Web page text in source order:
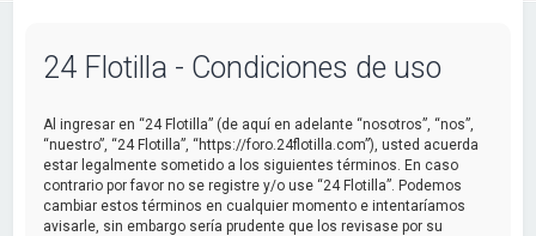
24 Flotilla - Condiciones de uso
Al ingresar en “24 Flotilla” (de aquí en adelante “nosotros”, “nos”,
“nuestro”, “24 Flotilla”, “https://foro.24flotilla.com”), usted acuerda
estar legalmente sometido a los siguientes términos. En caso
contrario por favor no se registre y/o use “24 Flotilla”. Podemos
cambiar estos términos en cualquier momento e intentaríamos
avisarle, sin embargo sería prudente que los revisase por su